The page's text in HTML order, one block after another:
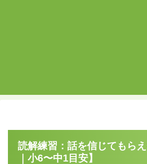
読解練習：話を信じてもら
｜小6〜中1目安】